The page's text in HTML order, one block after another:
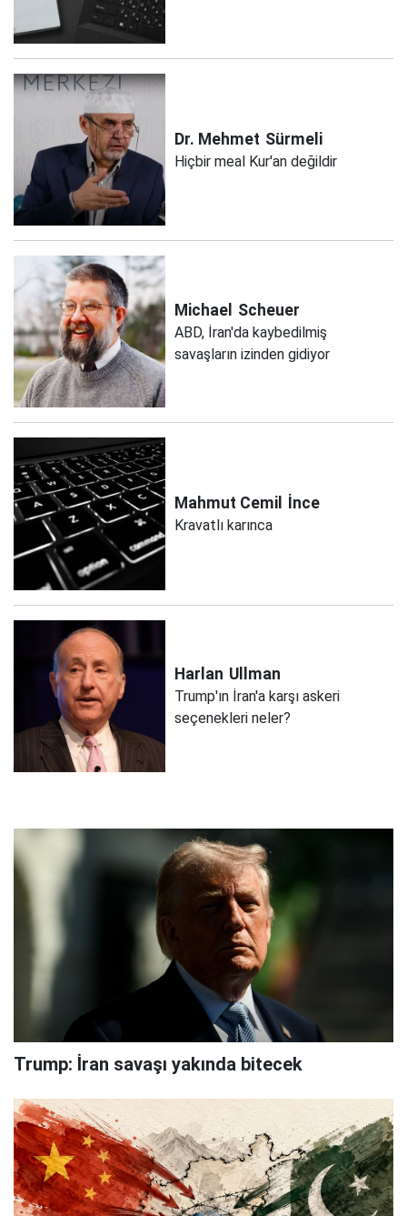
Dr. Mehmet Sürmeli
Hiçbir meal Kur'an değildir
Michael Scheuer
ABD, İran'da kaybedilmiş
savaşların izinden gidiyor
Mahmut Cemil İnce
Kravatlı karınca
Harlan Ullman
Trump'ın İran'a karşı askeri
seçenekleri neler?
Trump: İran savaşı yakında bitecek